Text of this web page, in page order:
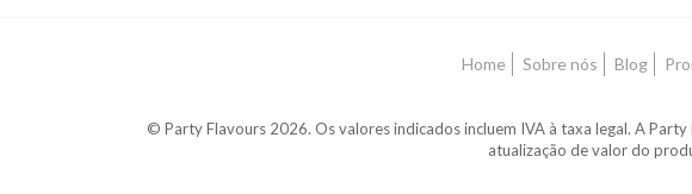
Home Sobre nós Blog
© Party Flavours 2026. Os valores indicados incluem IVA à taxa legal. A
atualização de valor do